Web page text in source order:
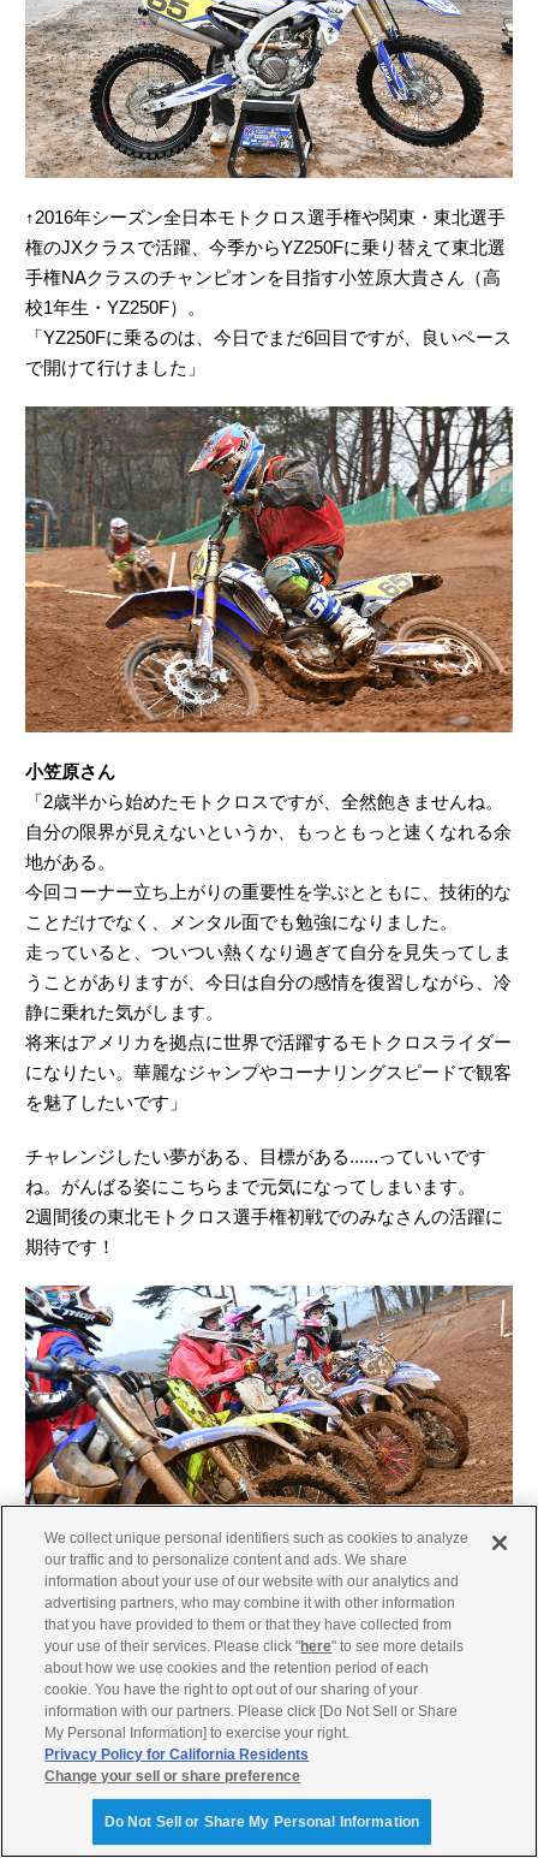
↑2016年シーズン全日本モトクロス選手権や関東・東北選手
権のJXクラスで活躍、今季からYZ250Fに乗り替えて東北選
手権NAクラスのチャンピオンを目指す小笠原大貴さん（高
校1年生・YZ250F）。
「YZ250Fに乗るのは、今日でまだ6回目ですが、良いペース
で開けて行けました」
小笠原さん
「2歳半から始めたモトクロスですが、全然飽きませんね。
自分の限界が見えないというか、もっともっと速くなれる余
地がある。
今回コーナー立ち上がりの重要性を学ぶとともに、技術的な
ことだけでなく、メンタル面でも勉強になりました。
走っていると、ついつい熱くなり過ぎて自分を見失ってしま
うことがありますが、今日は自分の感情を復習しながら、冷
静に乗れた気がします。
将来はアメリカを拠点に世界で活躍するモトクロスライダー
になりたい。華麗なジャンプやコーナリングスピードで観客
を魅了したいです」
チャレンジしたい夢がある、目標がある......っていいです
ね。がんばる姿にこちらまで元気になってしまいます。
2週間後の東北モトクロス選手権初戦でのみなさんの活躍に
期待です！
「bLU cRU アカデミー」は、「YZシリーズ」のアマチュア
ライダーのみなさんの「上達したい！」「速く走りたい！」
という気持ちに真剣に向き合い、サポートするプログラムで
す。「最近伸び悩んでいる......」「一段とスキルをあげた
い！」など、やる気＆向上心がある方なら大歓迎！ぜひ、シ
ーズン序盤で参加してみてくださいね。
We collect unique personal identifiers such as cookies to analyze
our traffic and to personalize content and ads. We share
information about your use of our website with our analytics and
advertising partners, who may combine it with other information
that you have provided to them or that they have collected from
your use of their services. Please click "here" to see more details
about how we use cookies and the retention period of each
cookie. You have the right to opt out of our sharing of your
information with our partners. Please click [Do Not Sell or Share
My Personal Information] to exercise your right.
Privacy Policy for California Residents
Change your sell or share preference
Do Not Sell or Share My Personal Information